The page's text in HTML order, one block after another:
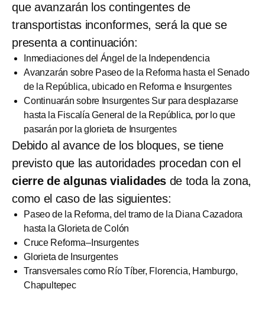
que avanzarán los contingentes de
transportistas inconformes, será la que se
presenta a continuación:
Inmediaciones del Ángel de la Independencia
Avanzarán sobre Paseo de la Reforma hasta el Senado
de la República, ubicado en Reforma e Insurgentes
Continuarán sobre Insurgentes Sur para desplazarse
hasta la Fiscalía General de la República, por lo que
pasarán por la glorieta de Insurgentes
Debido al avance de los bloques, se tiene
previsto que las autoridades procedan con el
cierre de algunas vialidades de toda la zona,
como el caso de las siguientes:
Paseo de la Reforma, del tramo de la Diana Cazadora
hasta la Glorieta de Colón
Cruce Reforma–Insurgentes
Glorieta de Insurgentes
Transversales como Río Tíber, Florencia, Hamburgo,
Chapultepec